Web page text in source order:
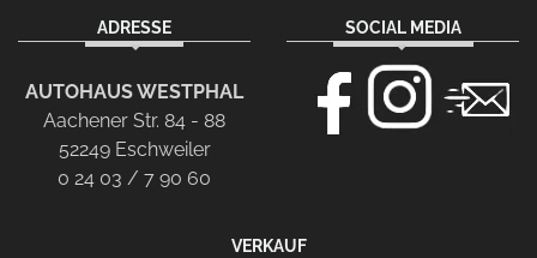
ADRESSE
AUTOHAUS WESTPHAL
Aachener Str. 84 - 88
52249 Eschweiler
0 24 03 / 7 90 60
SOCIAL MEDIA
VERKAUF